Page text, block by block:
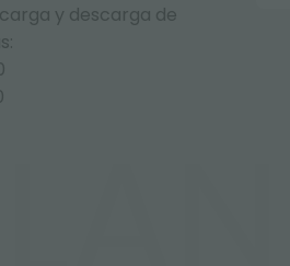
y descarga de